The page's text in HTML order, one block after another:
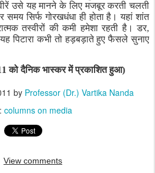
उसे यह मानने के लिए मजबूर करती चलती
समय सिर्फ गोरखधंधा ही होता है। यहां शांत
तस्वीरों की कमी हमेशा रहती है। डर,
यह पिटारा कभी तो हड़बड़ाते हुए फैसले सुनाए
को दैनिक भास्कर में प्रकाशित हुआ)
by Professor (Dr.) Vartika Nanda
columns on media
View comments